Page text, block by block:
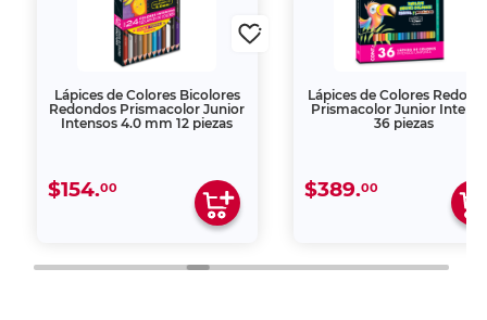
Lápices de Colores Bicolores
Redondos Prismacolor Junior
Intensos 4.0 mm 12 piezas
$154.00
Lápices de Colores
Prismacolor Junior
36 piezas
$389.00